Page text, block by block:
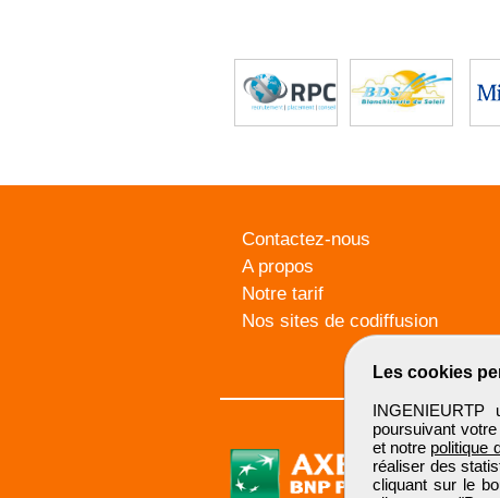
Les cookies
poursuivant
et notre politique
réaliser des
cliquant sur le
Contactez-nous
A propos
Notre tarif
Nos sites de codiffusion